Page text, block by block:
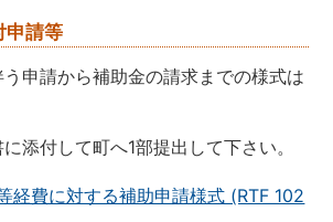
申請等
申請から補助金の請求までの様式は
添付して町へ1部提出して下さい。
経費に対する補助申請様式 (RTF 102